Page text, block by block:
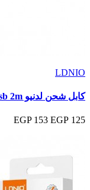
LDNIO
كابل شحن لدنيو ls462 micro usb 2m
125 EGP
153 EGP